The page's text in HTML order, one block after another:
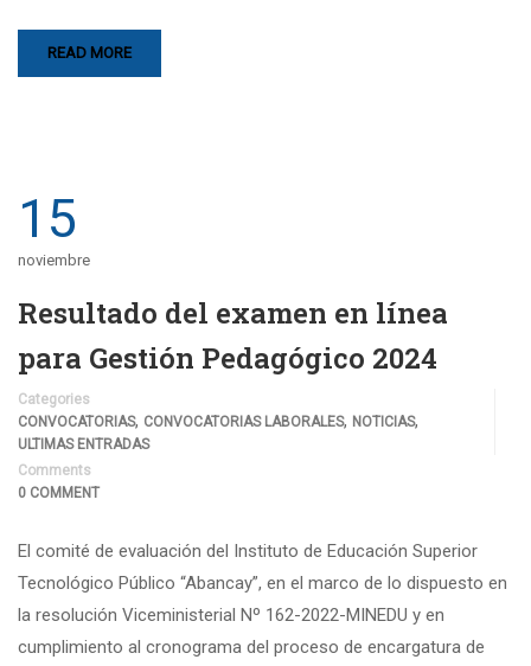
READ MORE
15
noviembre
Resultado del examen en línea
para Gestión Pedagógico 2024
Categories
CONVOCATORIAS, CONVOCATORIAS LABORALES, NOTICIAS,
ULTIMAS ENTRADAS
Comments
0 COMMENT
El comité de evaluación del Instituto de Educación Superior
Tecnológico Público “Abancay”, en el marco de lo dispuesto en
la resolución Viceministerial Nº 162-2022-MINEDU y en
cumplimiento al cronograma del proceso de encargatura de